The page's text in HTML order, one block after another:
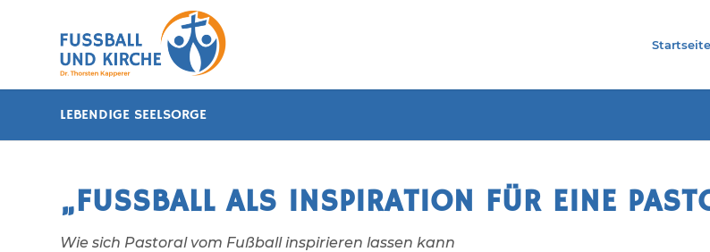
Startseite
LEBENDIGE SEELSORGE
„FUSSBALL ALS INSPIRATION FÜR EINE
Wie sich Pastoral vom Fußball inspirieren lassen kann